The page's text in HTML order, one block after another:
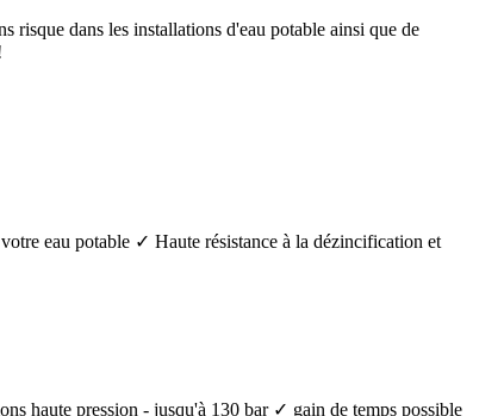
dans les installations d'eau potable ainsi que de
eau potable ✓ Haute résistance à la dézincification et
haute pression - jusqu'à 130 bar ✓ gain de temps possible